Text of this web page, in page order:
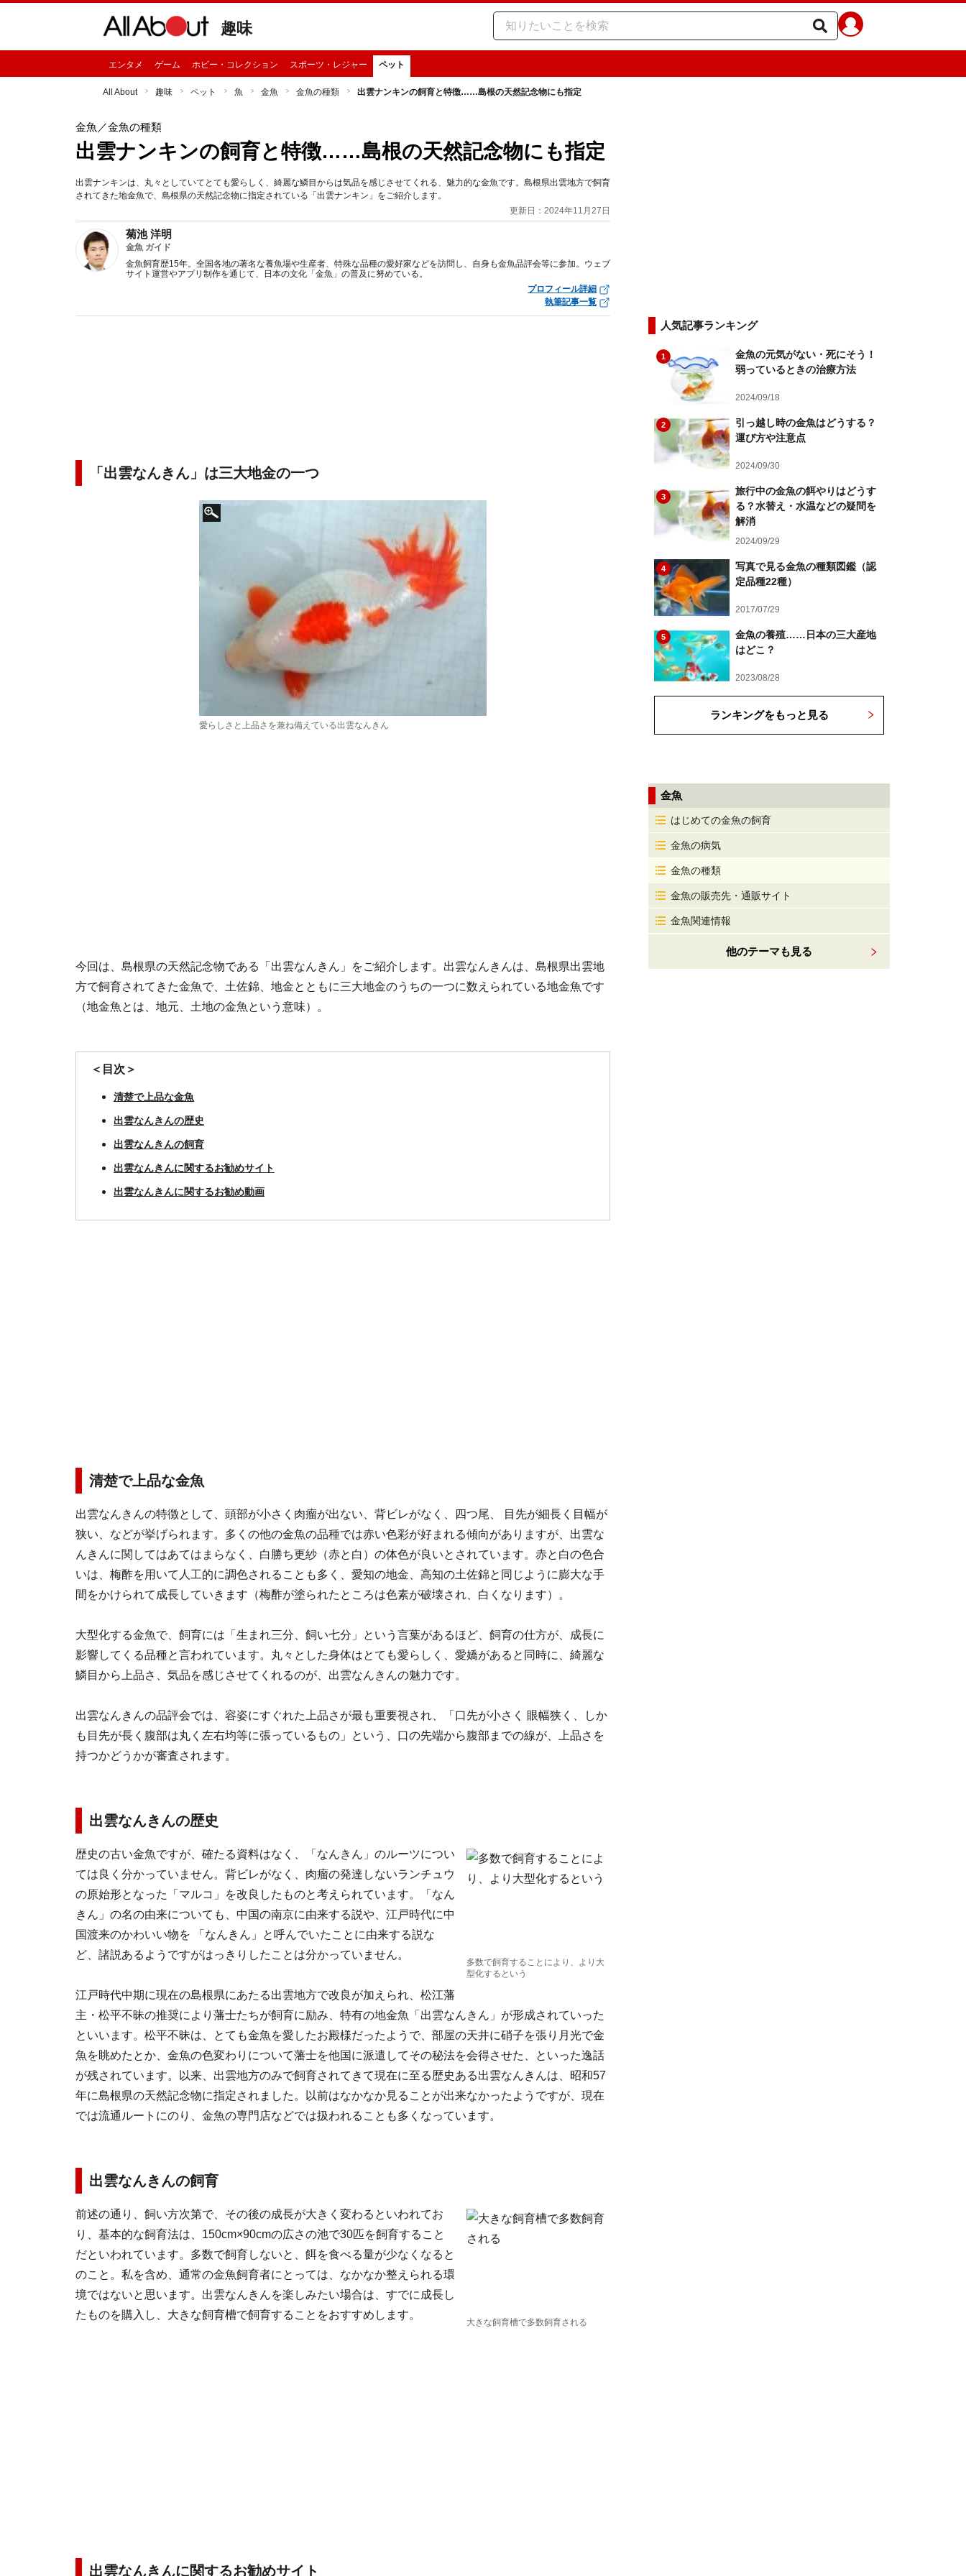
趣味
エンタメ ゲーム ホビー・コレクション スポーツ・レジャー ペット
All About 趣味 ペット 魚 金魚 金魚の種類 出雲ナンキンの飼育と特徴……島根の天然記念物にも指定
金魚 ／金魚の種類
出雲ナンキンの飼育と特徴……島根の天然記念物にも指定
出雲ナンキンは、丸々としていてとても愛らしく、綺麗な鱗目からは気品を感じさせてくれる、魅力的な金魚です。島根県出雲地方で飼育
されてきた地金魚で、島根県の天然記念物に指定されている「出雲ナンキン」をご紹介します。
更新日：2024年11月27日
菊池 洋明
金魚 ガイド
金魚飼育歴15年。全国各地の著名な養魚場や生産者、特殊な品種の愛好家などを訪問し、自身も金魚品評会等に参加。ウェブ
サイト運営やアプリ制作を通じて、日本の文化「金魚」の普及に努めている。
プロフィール詳細
執筆記事一覧
「出雲なんきん」は三大地金の一つ
愛らしさと上品さを兼ね備えている出雲なんきん
今回は、島根県の天然記念物である「出雲なんきん」をご紹介します。出雲なんきんは、島根県出雲地
方で飼育されてきた金魚で、土佐錦、地金とともに三大地金のうちの一つに数えられている地金魚です
（地金魚とは、地元、土地の金魚という意味）。
＜目次＞
清楚で上品な金魚
出雲なんきんの歴史
出雲なんきんの飼育
出雲なんきんに関するお勧めサイト
出雲なんきんに関するお勧め動画
清楚で上品な金魚
出雲なんきんの特徴として、頭部が小さく肉瘤が出ない、背ビレがなく、四つ尾、 目先が細長く目幅が
狭い、などが挙げられます。多くの他の金魚の品種では赤い色彩が好まれる傾向がありますが、出雲な
んきんに関してはあてはまらなく、白勝ち更紗（赤と白）の体色が良いとされています。赤と白の色合
いは、梅酢を用いて人工的に調色されることも多く、愛知の地金、高知の土佐錦と同じように膨大な手
間をかけられて成長していきます（梅酢が塗られたところは色素が破壊され、白くなります）。
大型化する金魚で、飼育には「生まれ三分、飼い七分」という言葉があるほど、飼育の仕方が、成長に
影響してくる品種と言われています。丸々とした身体はとても愛らしく、愛嬌があると同時に、綺麗な
鱗目から上品さ、気品を感じさせてくれるのが、出雲なんきんの魅力です。
出雲なんきんの品評会では、容姿にすぐれた上品さが最も重要視され、「口先が小さく 眼幅狭く、しか
も目先が長く腹部は丸く左右均等に張っているもの」という、口の先端から腹部までの線が、上品さを
持つかどうかが審査されます。
出雲なんきんの歴史
多数で飼育することにより、より大
型化するという
歴史の古い金魚ですが、確たる資料はなく、「なんきん」のルーツについ
ては良く分かっていません。背ビレがなく、肉瘤の発達しないランチュウ
の原始形となった「マルコ」を改良したものと考えられています。「なん
きん」の名の由来についても、中国の南京に由来する説や、江戸時代に中
国渡来のかわいい物を 「なんきん」と呼んでいたことに由来する説な
ど、諸説あるようですがはっきりしたことは分かっていません。
江戸時代中期に現在の島根県にあたる出雲地方で改良が加えられ、松江藩
主・松平不昧の推奨により藩士たちが飼育に励み、特有の地金魚「出雲なんきん」が形成されていった
といいます。松平不昧は、とても金魚を愛したお殿様だったようで、部屋の天井に硝子を張り月光で金
魚を眺めたとか、金魚の色変わりについて藩士を他国に派遣してその秘法を会得させた、といった逸話
が残されています。以来、出雲地方のみで飼育されてきて現在に至る歴史ある出雲なんきんは、昭和57
年に島根県の天然記念物に指定されました。以前はなかなか見ることが出来なかったようですが、現在
では流通ルートにのり、金魚の専門店などでは扱われることも多くなっています。
出雲なんきんの飼育
大きな飼育槽で多数飼育される
前述の通り、飼い方次第で、その後の成長が大きく変わるといわれてお
り、基本的な飼育法は、150cm×90cmの広さの池で30匹を飼育すること
だといわれています。多数で飼育しないと、餌を食べる量が少なくなると
のこと。私を含め、通常の金魚飼育者にとっては、なかなか整えられる環
境ではないと思います。出雲なんきんを楽しみたい場合は、すでに成長し
たものを購入し、大きな飼育槽で飼育することをおすすめします。
出雲なんきんに関するお勧めサイト
人気記事ランキング
1
金魚の元気がない・死にそう！
弱っているときの治療方法
2024/09/18
2
引っ越し時の金魚はどうする？
運び方や注意点
2024/09/30
3
旅行中の金魚の餌やりはどうす
る？水替え・水温などの疑問を
解消
2024/09/29
4
写真で見る金魚の種類図鑑（認
定品種22種）
2017/07/29
5
金魚の養殖……日本の三大産地
はどこ？
2023/08/28
ランキングをもっと見る
金魚
はじめての金魚の飼育
金魚の病気
金魚の種類
金魚の販売先・通販サイト
金魚関連情報
他のテーマも見る